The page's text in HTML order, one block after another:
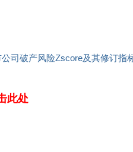
公司破产风险Zscore及其修订指
此处